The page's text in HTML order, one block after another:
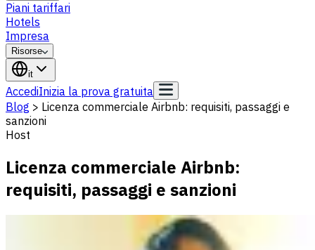
Piani tariffari
Hotels
Impresa
Risorse
it
AccediInizia la prova gratuita
Blog > Licenza commerciale Airbnb: requisiti, passaggi e
sanzioni
Host
Licenza commerciale Airbnb:
requisiti, passaggi e sanzioni